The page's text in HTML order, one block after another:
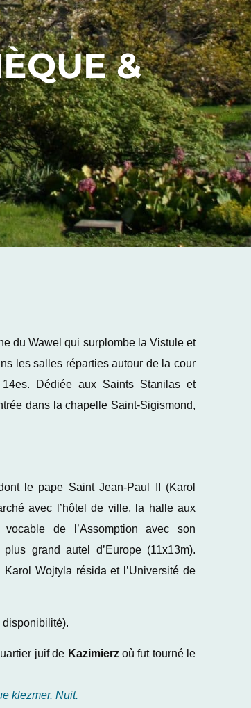
&
du Wawel qui surplombe la Vistule et
les salles réparties autour de la cour
Dédiée aux Saints Stanilas et
dans la chapelle Saint-Sigismond,
le pape Saint Jean-Paul II (Karol
avec l’hôtel de ville, la halle aux
de l’Assomption avec son
grand autel d’Europe (11x13m).
Wojtyla résida et l’Université de
juif de Kazimierzoù fut tourné le
klezmer. Nuit.